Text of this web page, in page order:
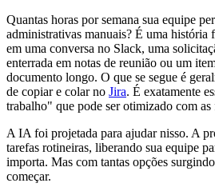
Quantas horas por semana sua equipe
administrativas manuais? É uma história
em uma conversa no Slack, uma
enterrada em notas de reunião ou um
documento longo. O que se segue é
de copiar e colar no Jira. É exatamente
trabalho" que pode ser otimizado com as
A IA foi projetada para ajudar nisso. A
tarefas rotineiras, liberando sua equipe
importa. Mas com tantas opções
começar.